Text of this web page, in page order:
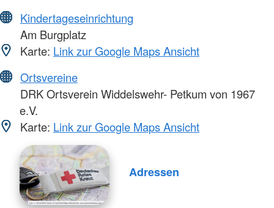
Kindertageseinrichtung
Am Burgplatz
Karte: Link zur Google Maps Ansicht
Ortsvereine
DRK Ortsverein Widdelswehr- Petkum von 1967
e.V.
Karte: Link zur Google Maps Ansicht
Adressen